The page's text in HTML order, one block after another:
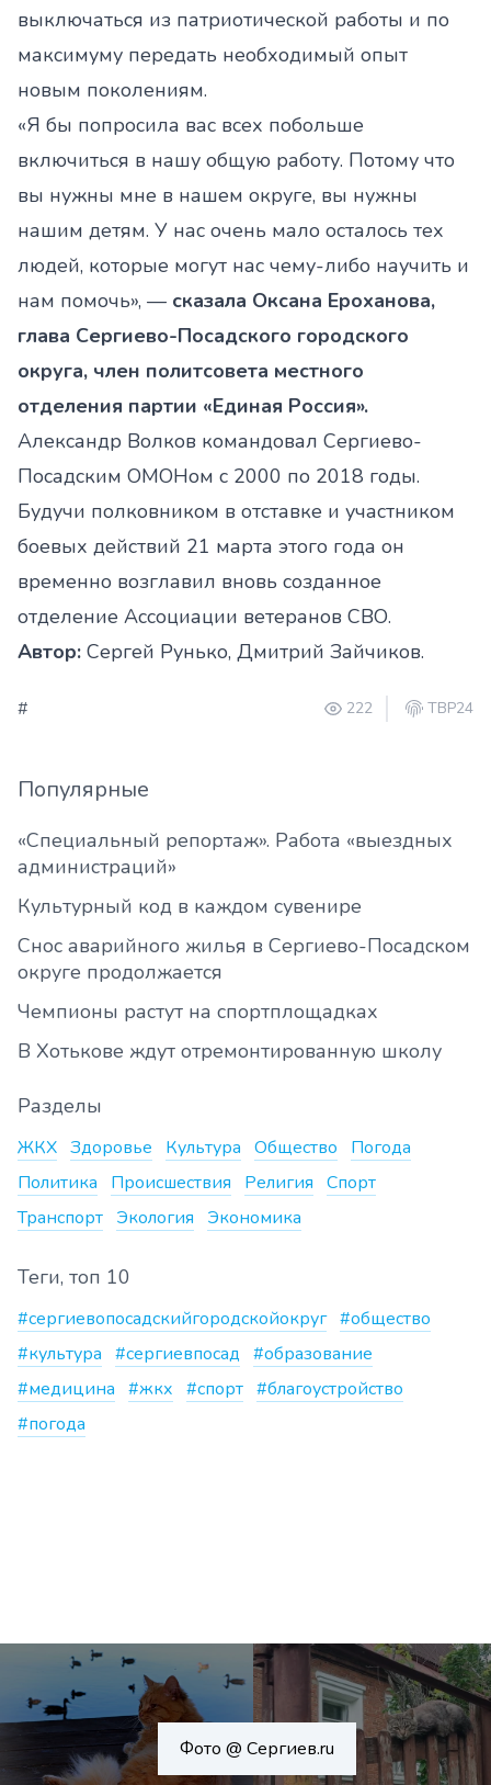
выключаться из патриотической работы и по
максимуму передать необходимый опыт
новым поколениям.
«Я бы попросила вас всех побольше
включиться в нашу общую работу. Потому что
вы нужны мне в нашем округе, вы нужны
нашим детям. У нас очень мало осталось тех
людей, которые могут нас чему-либо научить и
нам помочь», — сказала Оксана Ероханова,
глава Сергиево-Посадского городского
округа, член политсовета местного
отделения партии «Единая Россия».
Александр Волков командовал Сергиево-
Посадским ОМОНом с 2000 по 2018 годы.
Будучи полковником в отставке и участником
боевых действий 21 марта этого года он
временно возглавил вновь созданное
отделение Ассоциации ветеранов СВО.
Автор: Сергей Рунько, Дмитрий Зайчиков.
# 222 ТВР24
Популярные
«Специальный репортаж». Работа «выездных
администраций»
Культурный код в каждом сувенире
Снос аварийного жилья в Сергиево-Посадском
округе продолжается
Чемпионы растут на спортплощадках
В Хотькове ждут отремонтированную школу
Разделы
ЖКХ Здоровье Культура Общество
Погода
Политика
Происшествия Религия Спорт
Транспорт Экология Экономика
Теги, топ 10
#сергиевопосадскийгородскойокруг #общество
#культура #сергиевпосад #образование
#медицина #жкх #спорт #благоустройство
#погода
Фото @ Сергиев.ru